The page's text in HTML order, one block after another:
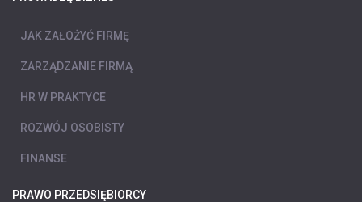
JAK ZAŁOŻYĆ FIRMĘ
ZARZĄDZANIE FIRMĄ
HR W PRAKTYCE
ROZWÓJ OSOBISTY
FINANSE
PRAWO PRZEDSIĘBIORCY